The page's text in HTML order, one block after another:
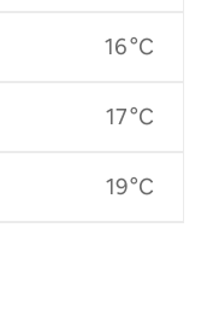
16 °C
17 °C
19 °C